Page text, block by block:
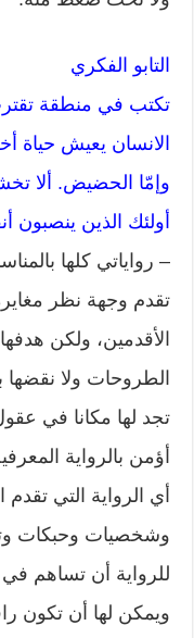
التابو الفكري
تكتب في منطقة
الانسان يعيش حياة
وإمّا الحضيض. ألا
أولئك الذين
– رواياتي كلها
تقدم وجهة نظر
الأقدمين، ولكن
الطروحات ولا
تجد لها مكانا في
أؤمن بالرواية
أي الرواية التي
وشخصيات وحبكات
للرواية أن تساهم
ويمكن لها أن تكون